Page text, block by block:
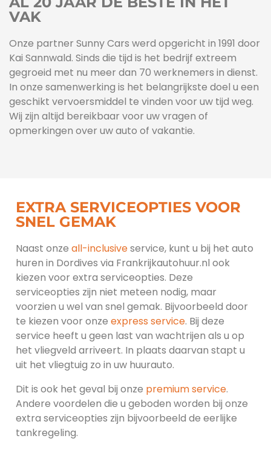
VAK
Onze partner Sunny Cars werd opgericht in 1991 door
Kai Sannwald. Sinds die tijd is het bedrijf extreem
gegroeid met nu meer dan 70 werknemers in dienst.
In onze samenwerking is het belangrijkste doel u een
geschikt vervoersmiddel te vinden voor uw tijd weg.
Wij zijn altijd bereikbaar voor uw vragen of
opmerkingen over uw auto of vakantie.
EXTRA SERVICEOPTIES VOOR
SNEL GEMAK
Naast onze all-inclusiveservice, kunt u bij het auto
huren in Dordives via Frankrijkautohuur.nl ook
kiezen voor extra serviceopties. Deze
serviceopties zijn niet meteen nodig, maar
voorzien u wel van snel gemak. Bijvoorbeeld door
te kiezen voor onze express service. Bij deze
service heeft u geen last van wachtrijen als u op
het vliegveld arriveert. In plaats daarvan stapt u
uit het vliegtuig zo in uw huurauto.
Dit is ook het geval bij onze premium service.
Andere voordelen die u geboden worden bij onze
extra serviceopties zijn bijvoorbeeld de eerlijke
tankregeling.